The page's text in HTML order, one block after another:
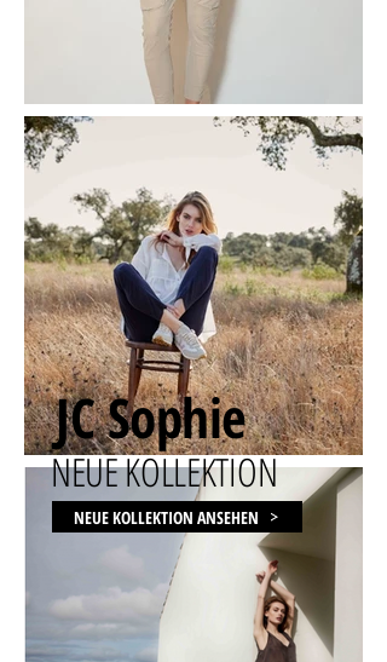
NEUE KOLLEKTION ANSEHEN
JC Sophie
NEUE KOLLEKTION